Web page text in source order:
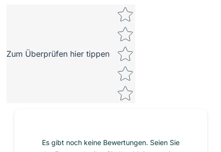
Zum Überprüfen hier tippen
Star rating
Es gibt noch keine Bewertungen. Seien Sie